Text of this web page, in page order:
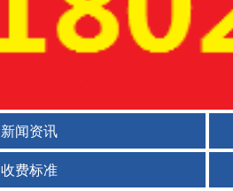
新闻资讯
收费标准